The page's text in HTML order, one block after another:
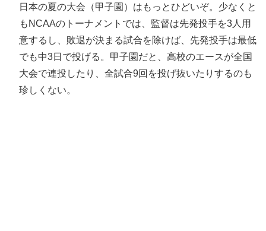
日本の夏の大会（甲子園）はもっとひどいぞ。少なくと
もNCAAのトーナメントでは、監督は先発投手を3人用
意するし、敗退が決まる試合を除けば、先発投手は最低
でも中3日で投げる。甲子園だと、高校のエースが全国
大会で連投したり、全試合9回を投げ抜いたりするのも
珍しくない。